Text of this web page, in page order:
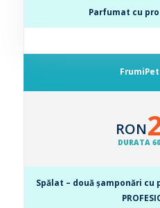
Parfumat cu
RON
DURATA
Spălat – două șamponări